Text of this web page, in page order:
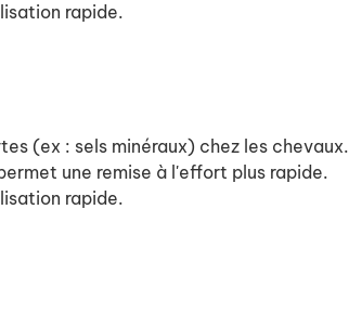
rapide.
(ex : sels minéraux) chez les chevaux.
une remise à l'effort plus rapide.
rapide.